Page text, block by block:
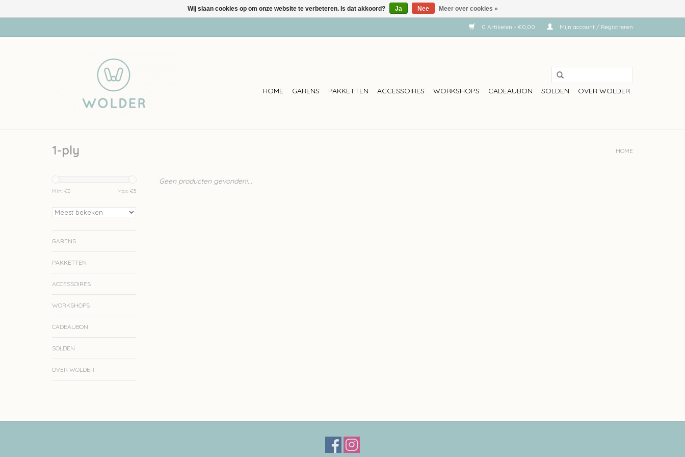
0 Artikelen - €0,00 Mijn account / Registreren
HOME GARENS PAKKETTEN ACCESSOIRES WORKSHOPS CADEAUBON SOLDEN OVER WOLDER
1-ply HOME
Min: €0 Max: €5
GARENS
PAKKETTEN
ACCESSOIRES
WORKSHOPS
CADEAUBON
SOLDEN
OVER WOLDER
Geen producten gevonden!...
Wij slaan cookies op om onze website te verbeteren. Is dat akkoord? Ja Nee Meer over cookies »